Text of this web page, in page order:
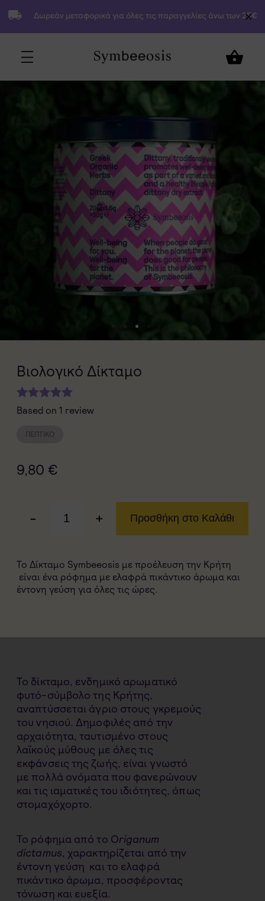
Δωρεάν μεταφορικά για όλες τις παραγγελίες άνω των 25€
Το δίκταμο, ενδημικό αρωματικό
φυτό-σύμβολο της Κρήτης,
αναπτύσσεται άγριο στους γκρεμούς
του νησιού. Δημοφιλές από την
αρχαιότητα, ταυτισμένο στους
λαϊκούς μύθους με όλες τις
εκφάνσεις της ζωής, είναι γνωστό
με πολλά ονόματα που φανερώνουν
και τις ιαματικές του ιδιότητες, όπως
στομαχόχορτο.
Το ρόφημα από το Origanum
dictamus, χαρακτηρίζεται από την
έντονη γεύση και το ελαφρά
πικάντικο άρωμα, προσφέροντας
τόνωση και ευεξία.
Βιολογικό Δίκταμο
Based on 1 review
ΠΕΠΤΙΚΌ
9,80 €
- + Προσθήκη στο Καλάθι
To Δίκταμο Symbeeosis με προέλευση την Κρήτη
είναι ένα ρόφημα με ελαφρά πικάντικο άρωμα και
έντονη γεύση για όλες τις ώρες.
Προσθήκη στο Καλάθι